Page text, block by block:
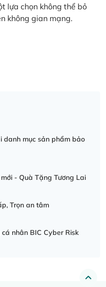
lựa chọn không thể bỏ
không gian mạng.
danh mục sản phẩm bảo
- Quà Tặng Tương Lai
Trọn an tâm
nhân BIC Cyber Risk